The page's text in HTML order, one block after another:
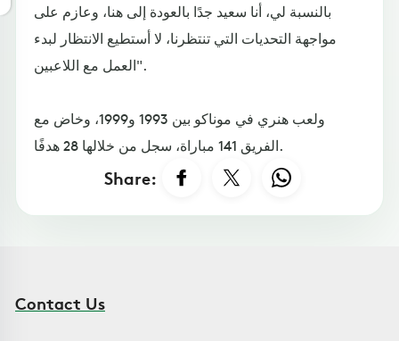
بالنسبة لي، أنا سعيد جدًا بالعودة إلى هنا، وعازم على
مواجهة التحديات التي تنتظرنا، لا أستطيع الانتظار لبدء
العمل مع اللاعبين".
ولعب هنري في موناكو بين 1993 و1999، وخاض مع
الفريق 141 مباراة، سجل من خلالها 28 هدفًا.
Share:
Contact Us